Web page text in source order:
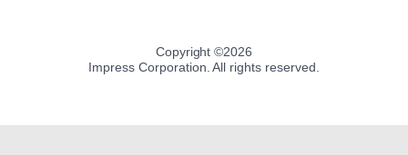
Copyright ©2026
Impress Corporation. All rights reserved.